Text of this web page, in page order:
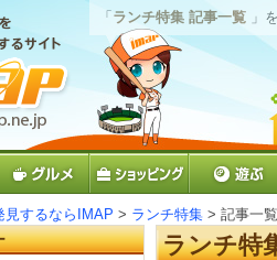
「ランチ特集 記事一覧 」
見するならIMAP > ランチ特集 > 記事一覧
ランチ特